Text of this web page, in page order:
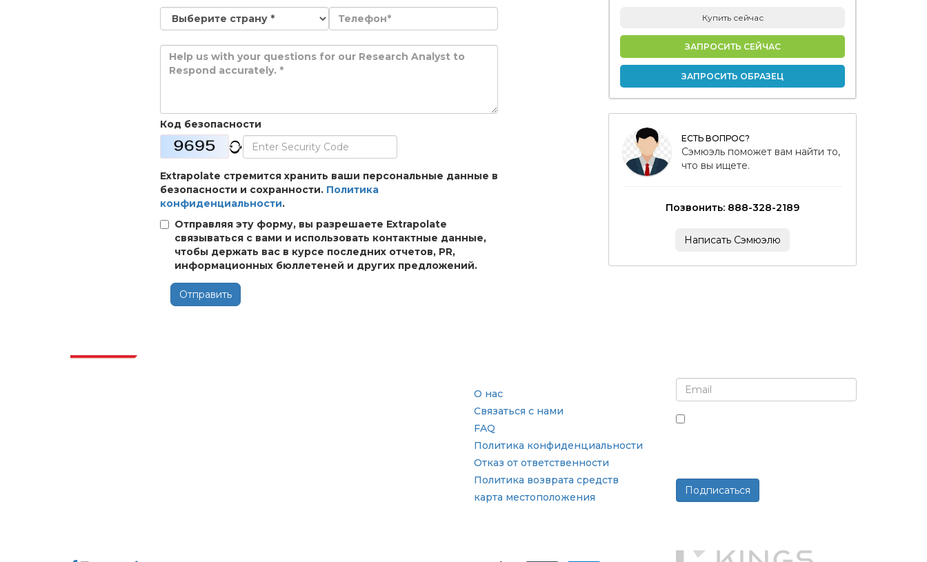
Код безопасности
Extrapolate стремится хранить ваши персональные данные в
безопасности и сохранности. Политика
конфиденциальности.
Отправляя эту форму, вы разрешаете Extrapolate
связываться с вами и использовать контактные данные,
чтобы держать вас в курсе последних отчетов, PR,
информационных бюллетеней и других предложений.
Отправить
Купить сейчас
ЗАПРОСИТЬ СЕЙЧАС
ЗАПРОСИТЬ ОБРАЗЕЦ
ЕСТЬ ВОПРОС?
Сэмюэль поможет вам найти то,
что вы ищете.
Позвонить: 888-328-2189
Написать Сэмюэлю
О нас
Связаться с нами
FAQ
Политика конфиденциальности
Отказ от ответственности
Политика возврата средств
карта местоположения
Подписаться